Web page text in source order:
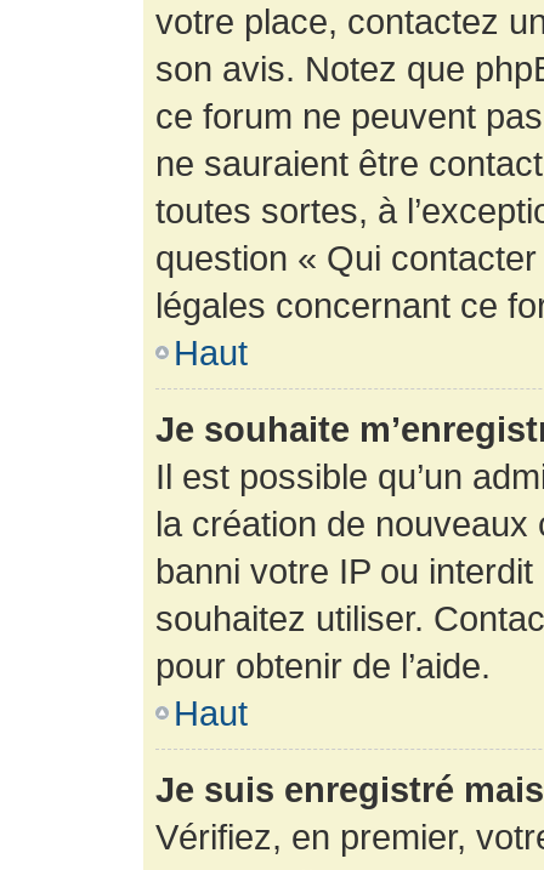
votre place, contactez
son avis. Notez que
ce forum ne peuvent
ne sauraient être
toutes sortes, à
question « Qui
légales concernant ce
Haut
Je souhaite
Il est possible qu’un
la création de
banni votre IP ou
souhaitez utiliser.
pour obtenir de l’aide.
Haut
Je suis enregistré
Vérifiez, en premier,